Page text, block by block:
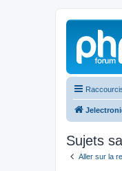
Sujets
Aller sur la